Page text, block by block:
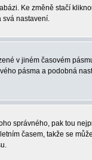
Ke změně stačí
svá nastavení.
v jiném časovém
pásma a podobná
správného, pak tou
časem, takže se